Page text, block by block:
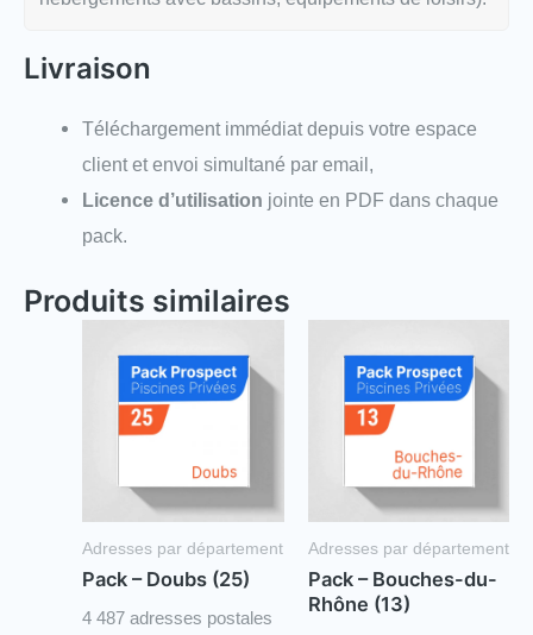
Livraison
Téléchargement immédiat depuis votre espace
client et envoi simultané par email,
Licence d’utilisation jointe en PDF dans chaque
pack.
Produits similaires
Adresses par département
Pack – Doubs (25)
4 487 adresses postales
Adresses par département
Pack – Bouches-du-
Rhône (13)